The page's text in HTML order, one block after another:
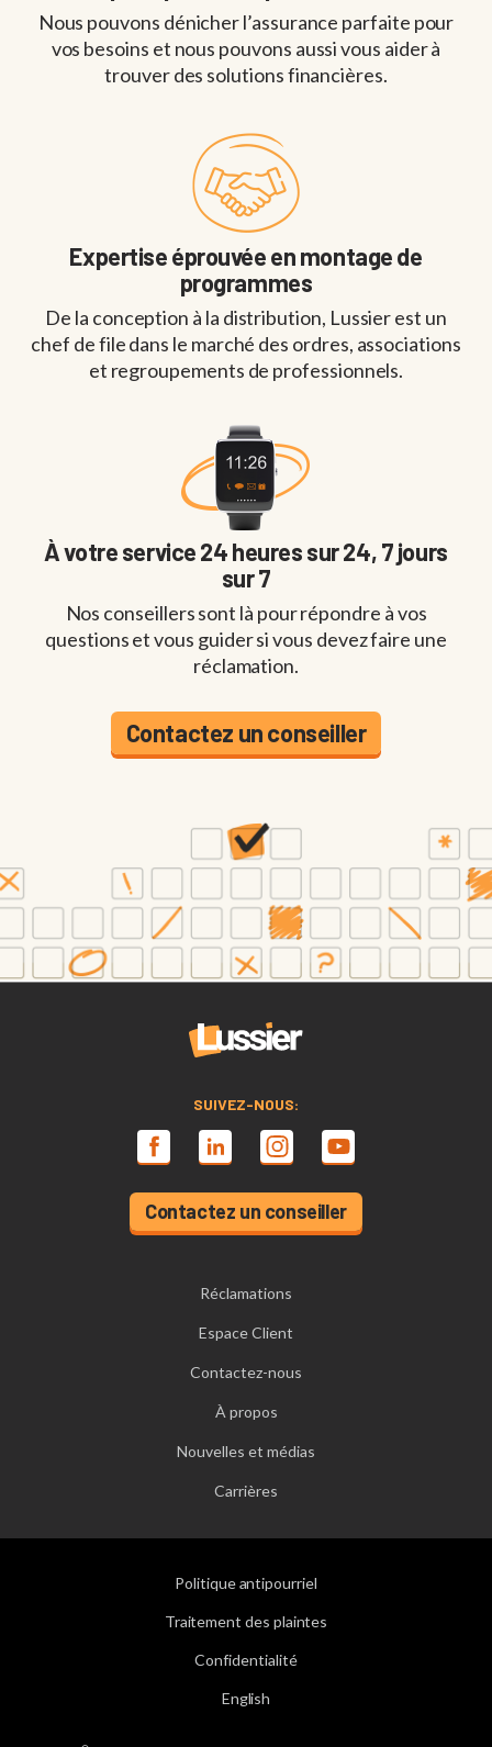
Nous pouvons dénicher l’assurance parfaite pour
vos besoins et nous pouvons aussi vous aider à
trouver des solutions financières.
Expertise éprouvée en montage de
programmes
De la conception à la distribution, Lussier est un
chef de file dans le marché des ordres, associations
et regroupements de professionnels.
À votre service 24 heures sur 24, 7 jours
sur 7
Nos conseillers sont là pour répondre à vos
questions et vous guider si vous devez faire une
réclamation.
Contactez un conseiller
SUIVEZ-NOUS:
Contactez un conseiller
Réclamations
Espace Client
Contactez-nous
À propos
Nouvelles et médias
Carrières
Politique antipourriel
Traitement des plaintes
Confidentialité
English